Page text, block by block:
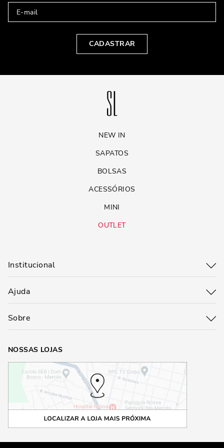
CADASTRAR
NEW IN
SAPATOS
BOLSAS
ACESSÓRIOS
MINI
OUTLET
Institucional
Ajuda
Sobre
NOSSAS LOJAS